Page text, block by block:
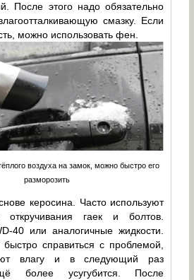
После этого надо обязательно
смазку. Если
можно использовать фен.
воздуха на замок, можно быстро его
разморозить
керосина. Часто используют
откручивания гаек и болтов.
40 или аналогичные жидкости.
справиться с проблемой,
влагу и в следующий раз
более усугубится. После